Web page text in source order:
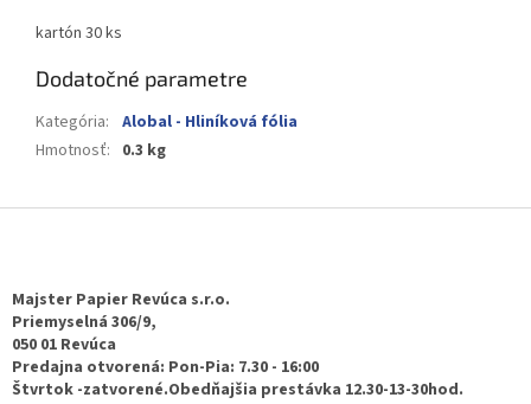
kartón 30 ks
Dodatočné parametre
Kategória: Alobal - Hliníková fólia
Hmotnosť: 0.3 kg
Majster Papier Revúca s.r.o.
Priemyselná 306/9,
050 01 Revúca
Predajna otvorená: Pon-Pia: 7.30 - 16:00
Štvrtok -zatvorené.Obedňajšia prestávka 12.30-13-30hod.